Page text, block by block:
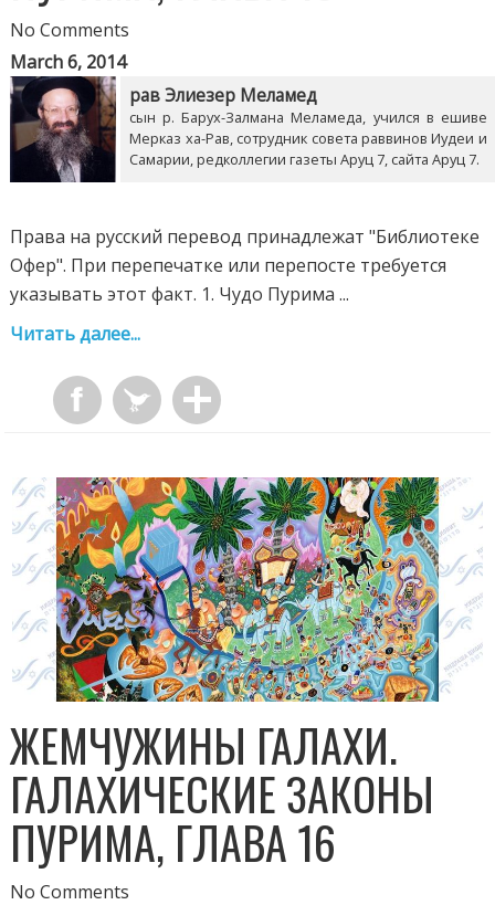
No Comments
March 6, 2014
рав Элиезер Меламед
сын р. Барух-Залмана Меламеда, учился в ешиве
Мерказ ха-Рав, сотрудник совета раввинов Иудеи и
Самарии, редколлегии газеты Аруц 7, сайта Аруц 7.
Права на русский перевод принадлежат "Библиотеке
Офер". При перепечатке или перепосте требуется
указывать этот факт. 1. Чудо Пурима ...
Читать далее...
ЖЕМЧУЖИНЫ ГАЛАХИ.
ГАЛАХИЧЕСКИЕ ЗАКОНЫ
ПУРИМА, ГЛАВА 16
No Comments